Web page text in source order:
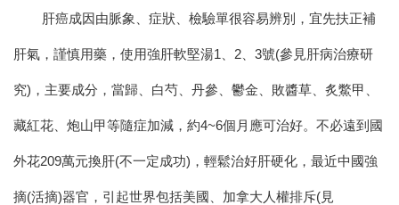
肝癌成因由脈象、症狀、檢驗單很容易辨別，宜先扶正補
肝氣，謹慎用藥，使用強肝軟堅湯1、2、3號(參見肝病治療研
究)，主要成分，當歸、白芍、丹參、鬱金、敗醬草、炙鱉甲、
藏紅花、炮山甲等隨症加減，約4~6個月應可治好。 不必遠到國
外花209萬元換肝(不一定成功)，輕鬆治好肝硬化，最近中國強
摘(活摘)器官，引起世界包括美國、加拿大人權排斥(見